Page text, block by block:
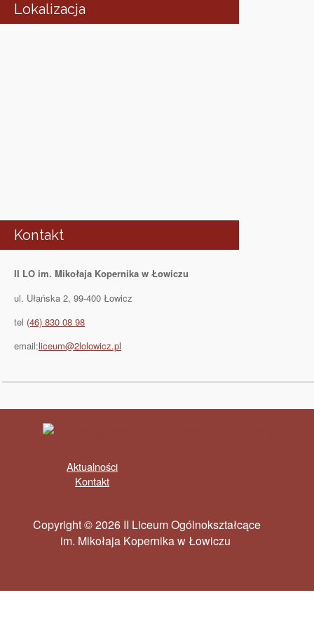
Lokalizacja
Kontakt
II LO im. Mikołaja Kopernika w Łowiczu
ul. Ułańska 2, 99-400 Łowicz
tel (46) 830 08 98
email:liceum@2lolowicz.pl
Aktualności
Kontakt
Copyright © 2026 II Liceum Ogólnokształcące
im. Mikołaja Kopernika w Łowiczu